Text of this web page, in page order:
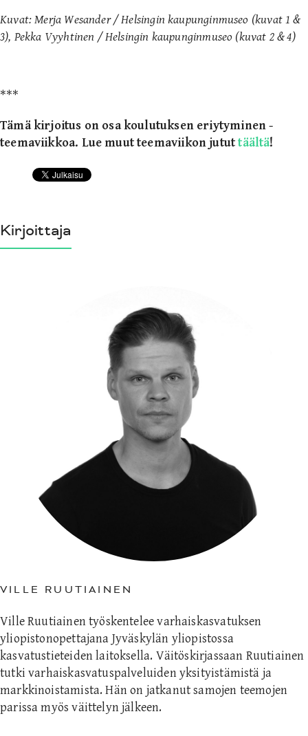
Kuvat: Merja Wesander / Helsingin kaupunginmuseo (kuvat 1 &
3), Pekka Vyyhtinen / Helsingin kaupunginmuseo (kuvat 2 & 4)
***
Tämä kirjoitus on osa koulutuksen eriytyminen -
teemaviikkoa. Lue muut teemaviikon jututtäältä!
Kirjoittaja
VILLE RUUTIAINEN
Ville Ruutiainen työskentelee varhaiskasvatuksen
yliopistonopettajana Jyväskylän yliopistossa
kasvatustieteiden laitoksella. Väitöskirjassaan Ruutiainen
tutki varhaiskasvatuspalveluiden yksityistämistä ja
markkinoistamista. Hän on jatkanut samojen teemojen
parissa myös väittelyn jälkeen.